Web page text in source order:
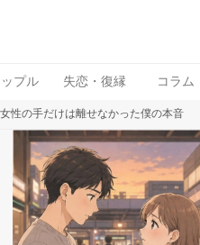
ップル 失恋・復縁 コラム
性の手だけは離せなかった僕の本音